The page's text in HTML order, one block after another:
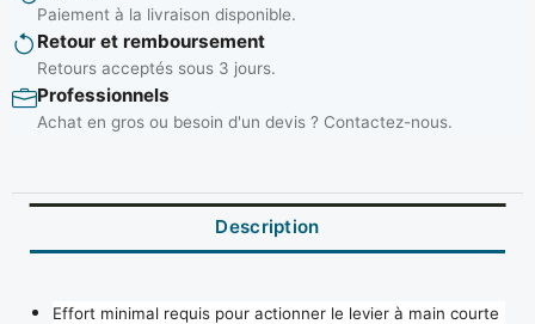
Paiement à la livraison disponible.
Retour et remboursement
Retours acceptés sous 3 jours.
Professionnels
Achat en gros ou besoin d'un devis ? Contactez-nous.
Description
Effort minimal requis pour actionner le levier à main courte